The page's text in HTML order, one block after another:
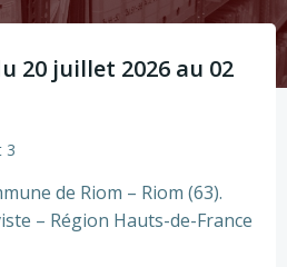
20 juillet 2026 au 02
3
de Riom – Riom (63).
– Région Hauts-de-France